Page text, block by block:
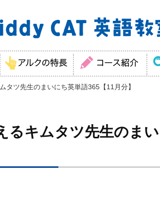
タツ先生のまいにち英単語365【11月分】
るキムタツ先生のま